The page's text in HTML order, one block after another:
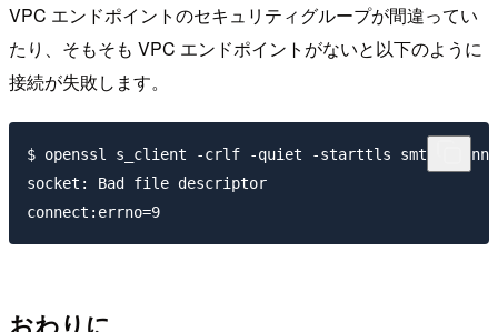
VPC エンドポイントのセキュリティグループが間違ってい
たり、そもそも VPC エンドポイントがないと以下のように
接続が失敗します。
$ openssl s_client -crlf -quiet -starttls smtp -connect
socket: Bad file descriptor
おわりに